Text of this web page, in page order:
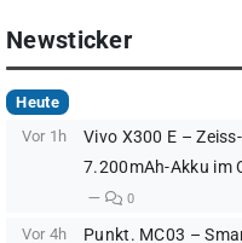
Newsticker
Heute
Vor 1h
Vivo X300 E –
7.200mAh-Akku im
0
Vor 4h
Punkt. MC03 –